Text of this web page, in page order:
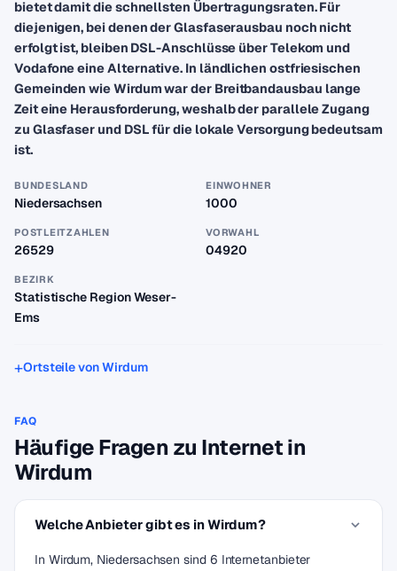
bietet damit die schnellsten Übertragungsraten. Für
diejenigen, bei denen der Glasfaserausbau noch nicht
erfolgt ist, bleiben DSL-Anschlüsse über Telekom und
Vodafone eine Alternative. In ländlichen ostfriesischen
Gemeinden wie Wirdum war der Breitbandausbau lange
Zeit eine Herausforderung, weshalb der parallele Zugang
zu Glasfaser und DSL für die lokale Versorgung bedeutsam
ist.
BUNDESLAND
Niedersachsen
EINWOHNER
1000
POSTLEITZAHLEN
26529
VORWAHL
04920
BEZIRK
Statistische Region Weser-
Ems
Ortsteile von Wirdum
FAQ
Häufige Fragen zu Internet in
Wirdum
Welche Anbieter gibt es in Wirdum?
In Wirdum, Niedersachsen sind 6 Internetanbieter